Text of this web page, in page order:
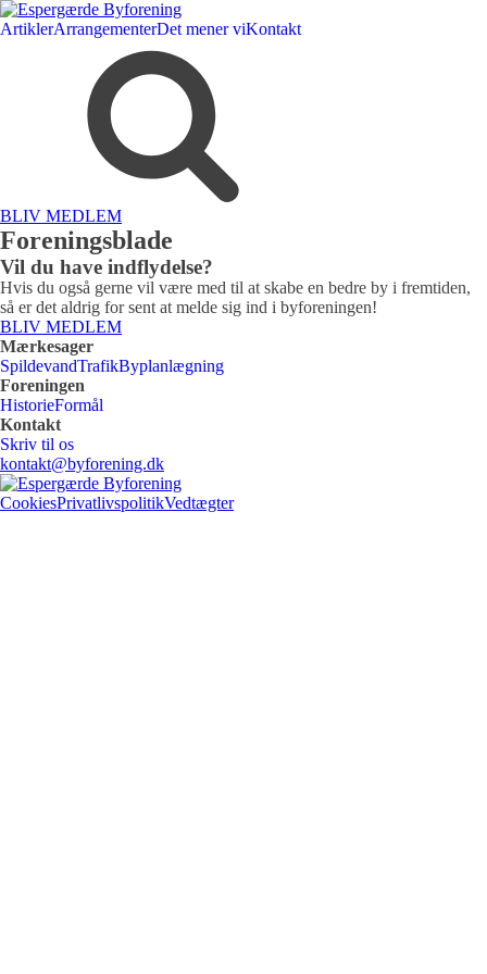
ArtiklerArrangementerDet mener viKontakt
BLIV MEDLEM
Foreningsblade
Vil du have indflydelse?
Hvis du også gerne vil være med til at skabe en bedre by i fremtiden,
så er det aldrig for sent at melde sig ind i byforeningen!
BLIV MEDLEM
Mærkesager
SpildevandTrafikByplanlægning
Foreningen
HistorieFormål
Kontakt
Skriv til os
kontakt@byforening.dk
CookiesPrivatlivspolitikVedtægter